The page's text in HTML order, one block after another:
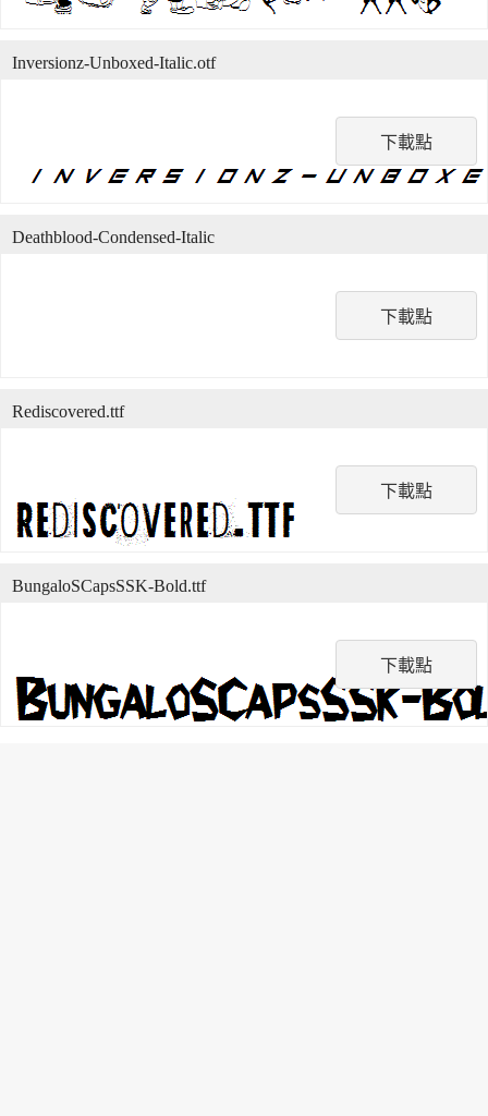
下載點
Inversionz-Unboxed-Italic.otf
下載點
Deathblood-Condensed-Italic
下載點
Rediscovered.ttf
下載點
BungaloSCapsSSK-Bold.ttf